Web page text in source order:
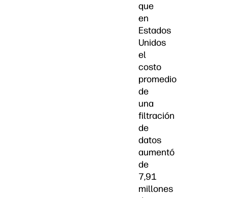
que
en
Estados
Unidos
el
costo
promedio
de
una
filtración
de
datos
aumentó
de
7,91
millones